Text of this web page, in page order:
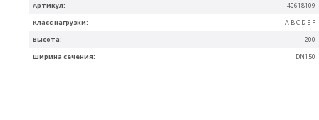
Артикул: 40618109
Ширина сечения: DN150
Высота: 200
Класс нагрузки: A B C D E F